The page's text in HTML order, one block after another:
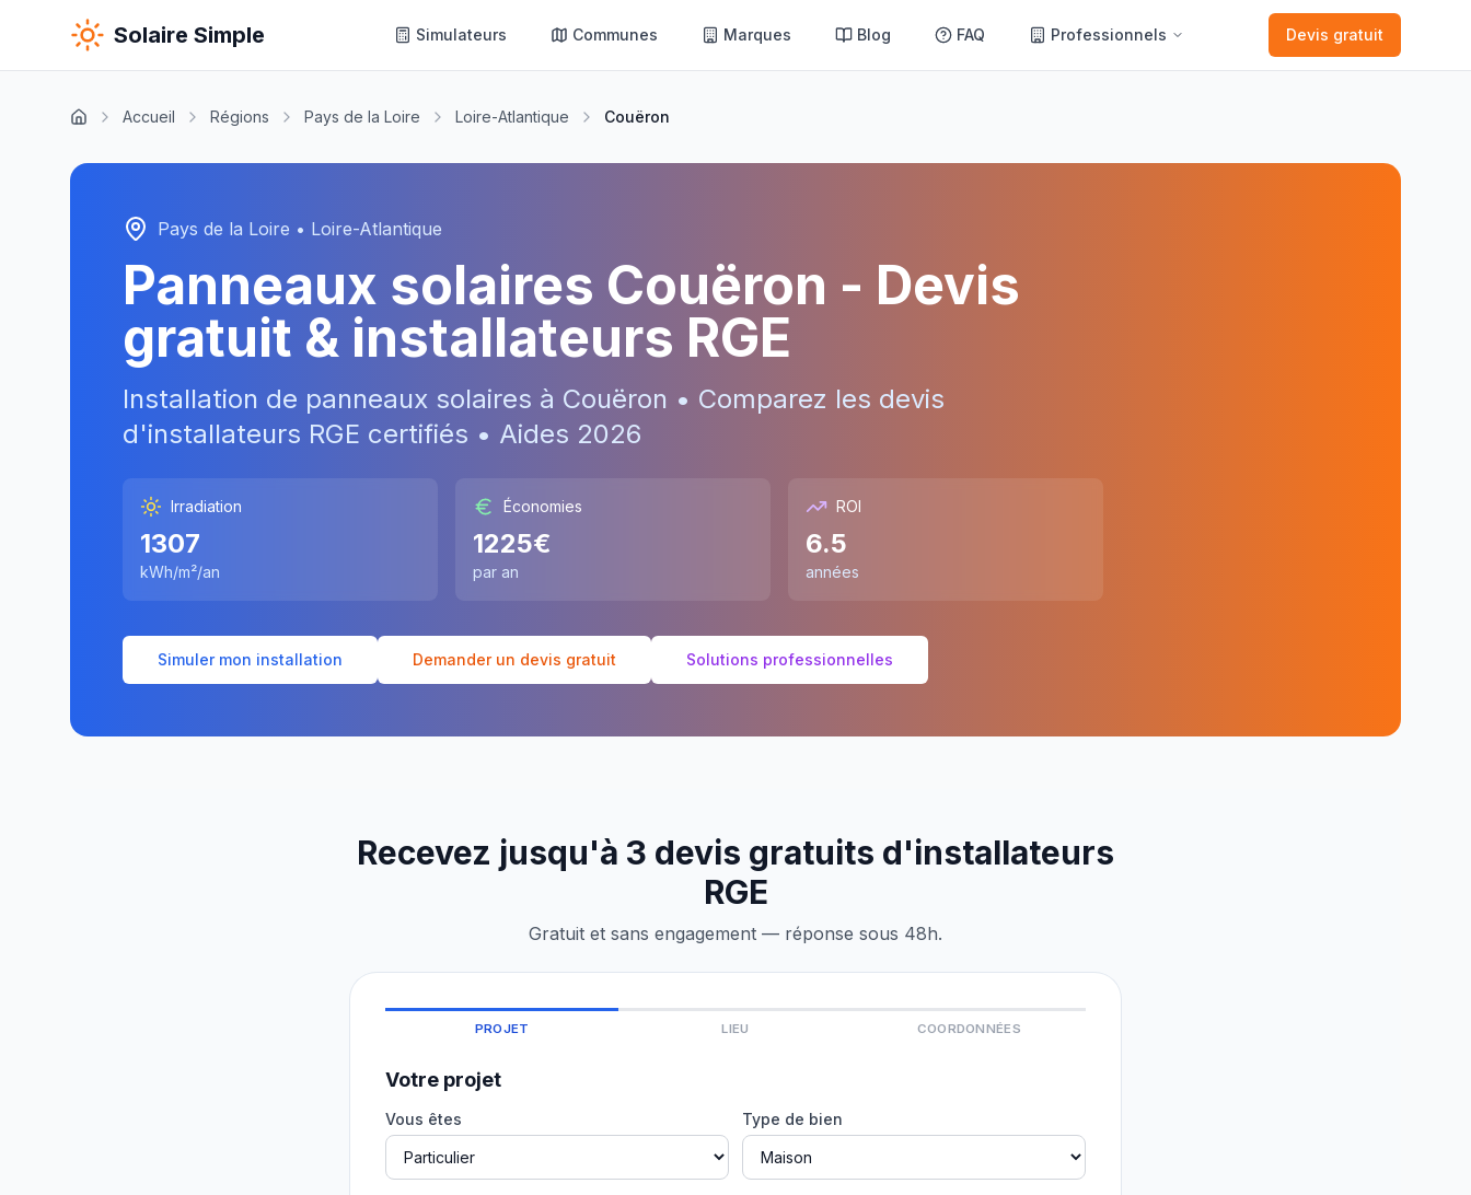
Solaire Simple Simulateurs Communes Marques Blog FAQ Professionnels Devis gratuit
Accueil Régions Pays de la Loire Loire-Atlantique Couëron
Pays de la Loire • Loire-Atlantique
Panneaux solaires Couëron - Devis
gratuit & installateurs RGE
Installation de panneaux solaires à Couëron • Comparez les devis
d'installateurs RGE certifiés • Aides 2026
Irradiation
1307
kWh/m²/an
Économies
1225€
par an
ROI
6.5
années
Simuler mon installation Demander un devis gratuit Solutions professionnelles
Recevez jusqu'à 3 devis gratuits d'installateurs
RGE
Gratuit et sans engagement — réponse sous 48h.
PROJET LIEU COORDONNÉES
Votre projet
Vous êtes Type de bien